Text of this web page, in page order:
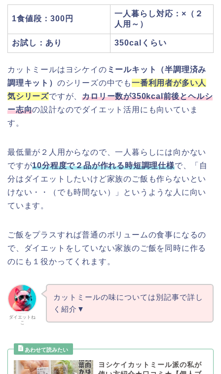
1食値段：300円
一人暮らし対応：×（２
人用～）
お試し：あり 350calくらい
カットミールはヨシケイの ミールキット（半調理済み
調理キット） のシリーズの中でも一番利用者が多い人
気シリーズですが、カロリー数が350kcal前後とヘルシ
ー志向の設計なのでダイエット活用にも向いていま
す。
最低量が２人用からなので、一人暮らしには向かない
ですが10分程度で２品が作れる時短調理仕様で、「自
分はダイエットしたいけど家族のご飯も作らないとい
けない・・（でも時間ない）」というような人に向い
ています。
ご飯をプラスすれば普通のボリュームの食事になるの
で、ダイエットをしていない家族のご飯を同時に作る
のにも１役かってくれます。
ダイエットね
こ
カットミールの味については別記事で詳し
く紹介▼
ヨシケイカットミール派の私が